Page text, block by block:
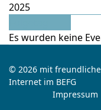
2025
Es wurden keine
© 2026 mit
Internet im BEFG
Impressum